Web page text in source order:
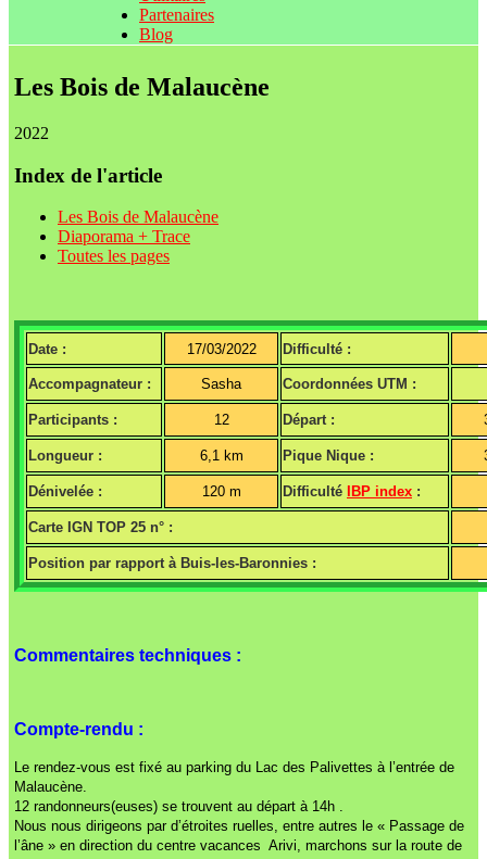
Partenaires
Blog
Les Bois de Malaucène
2022
Index de l'article
Les Bois de Malaucène
Diaporama + Trace
Toutes les pages
Date : 17/03/2022 Difficulté :
Accompagnateur : Sasha Coordonnées UTM :
Participants : 12 Départ :
Longueur : 6,1 km Pique Nique :
Dénivelée : 120 m Difficulté IBP index :
Carte IGN TOP 25 n° :
Position par rapport à Buis-les-Baronnies :
Commentaires techniques :
Compte-rendu :
Le rendez-vous est fixé au parking du Lac des Palivettes à l’entrée de
Malaucène.
12 randonneurs(euses) se trouvent au départ à 14h .
Nous nous dirigeons par d’étroites ruelles, entre autres le « Passage de
l’âne » en direction du centre vacances Arivi, marchons sur la route de